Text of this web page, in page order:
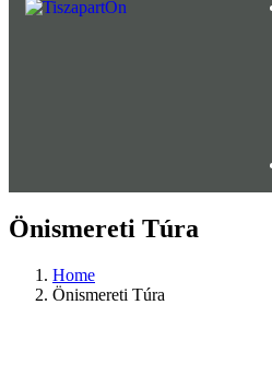
Önismereti Túra
Home
Önismereti Túra